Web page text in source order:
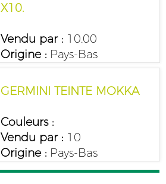
X10.
Vendu par :10.00
Origine :Pays-Bas
GERMINI TEINTE MOKKA
Couleurs :
Vendu par :10
Origine :Pays-Bas